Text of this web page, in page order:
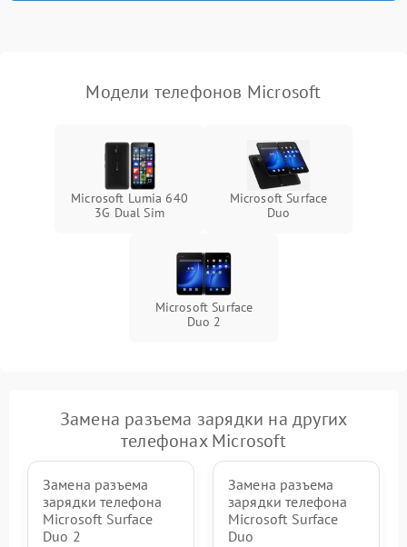
Модели телефонов Microsoft
Microsoft Lumia 640
3G Dual Sim
Microsoft Surface
Duo
Microsoft Surface
Duo 2
Замена разъема зарядки на других
телефонах Microsoft
Замена разъема
зарядки телефона
Microsoft Surface
Duo 2
Замена разъема
зарядки телефона
Microsoft Surface
Duo